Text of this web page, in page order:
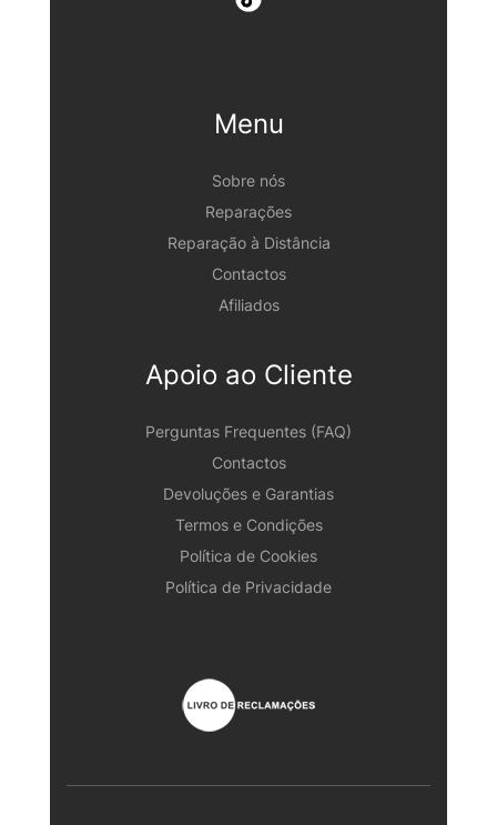
Menu
Sobre nós
Reparações
Reparação à Distância
Contactos
Afiliados
Apoio ao Cliente
Perguntas Frequentes (FAQ)
Contactos
Devoluções e Garantias
Termos e Condições
Política de Cookies
Política de Privacidade